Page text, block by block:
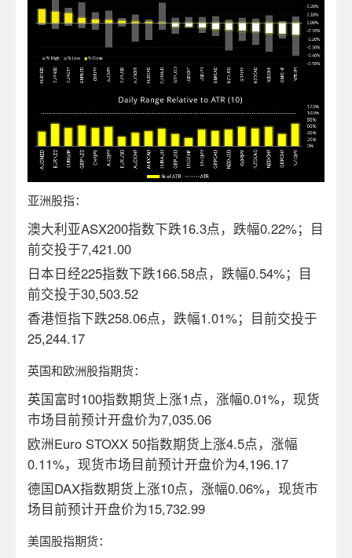
亚洲股指：
澳大利亚ASX200指数下跌16.3点，跌幅0.22%；目
前交投于7,421.00
日本日经225指数下跌166.58点，跌幅0.54%；目
前交投于30,503.52
香港恒指下跌258.06点，跌幅1.01%；目前交投于
25,244.17
英国和欧洲股指期货：
英国富时100指数期货上涨1点，涨幅0.01%，现货
市场目前预计开盘价为7,035.06
欧洲Euro STOXX 50指数期货上涨4.5点，涨幅
0.11%，现货市场目前预计开盘价为4,196.17
德国DAX指数期货上涨10点，涨幅0.06%，现货市
场目前预计开盘价为15,732.99
美国股指期货：